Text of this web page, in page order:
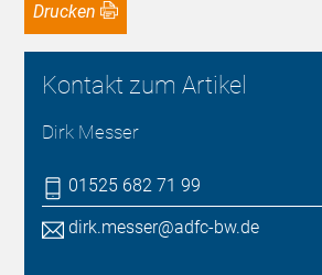
Drucken
Kontakt zum Artikel
Dirk Messer
01525 682 71 99
dirk.messer@adfc-bw.de